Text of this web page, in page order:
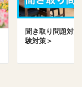
聞き取り問題対
験対策＞